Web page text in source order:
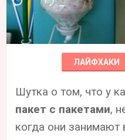
ЛАЙФХАКИ
Шутка о том, что у
пакет с пакетами,
когда они